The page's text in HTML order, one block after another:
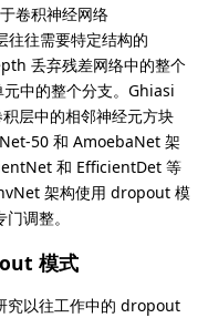
卷积神经网络
往往需要特定结构的
丢弃残差网络中的整个
中的整个分支。Ghiasi
层中的相邻神经元方块
50 和 AmoebaNet 架
和 EfficientDet 等
架构使用 dropout 模
调整。
模式
究以往工作中的 dropout